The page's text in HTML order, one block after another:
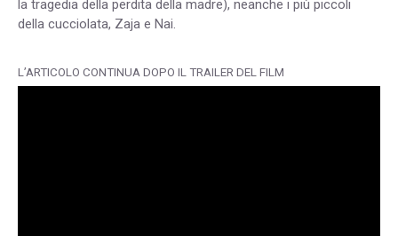
la tragedia della perdita della madre), neanche i più piccoli
della cucciolata, Zaja e Nai.
L’ARTICOLO CONTINUA DOPO IL TRAILER DEL FILM